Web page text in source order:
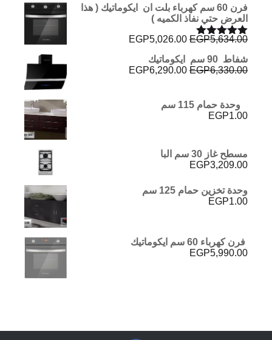
فرن 60 سم كهرباء بلت ان ايكوماتيك ( هذا
العرض حتي نفاذ الكميه )
تم التقييم
5.00
من 5
EGP5,634.00
السعر
هو:
EGP5,634.00.
EGP5,026.00
شفاط 90 سم ايكوماتيك
EGP6,330.00
السعر
EGP6,330.00.
EGP6,290.00
وحدة حمام 115 سم
EGP1.00
مسطح غاز 30 سم البا
EGP3,209.00
وحدة تخزين حمام 125 سم
EGP1.00
فرن كهرباء 60 سم ايكوماتيك
EGP5,990.00